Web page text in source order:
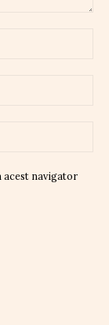
acest navigator